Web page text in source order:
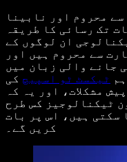
سے محروم اور نابینا
تک رسائی کا طریقہ
ان لوگوں کے
سے محروم ہیں اور
جانے والی زبان میں
ٹیکسٹ ٹو اسپیچ کی
مشکلات، اور یہ کہ
ٹیکنالوجیز کس طرح
سکتی ہیں، اس پر بات
کریں گے۔